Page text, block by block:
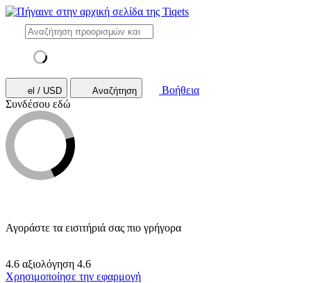
el / USD Αναζήτηση
Βοήθεια
Συνδέσου εδώ
Αγοράστε τα εισιτήριά σας πιο γρήγορα
4.6 αξιολόγηση 4.6
Χρησιμοποίησε την εφαρμογή